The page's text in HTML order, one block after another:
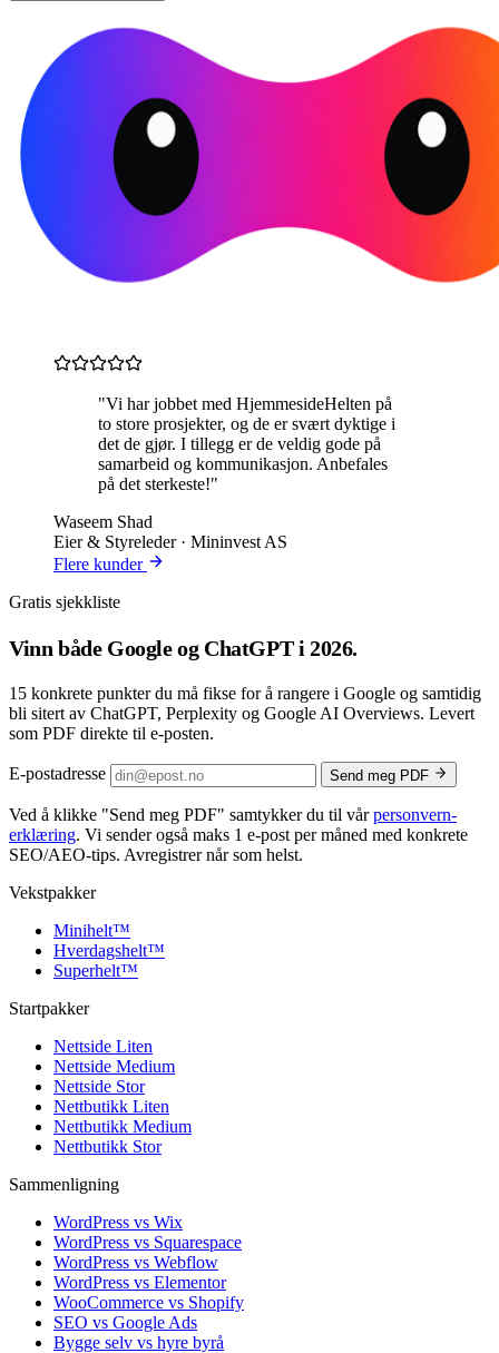
"Vi har jobbet med HjemmesideHelten på
to store prosjekter, og de er svært dyktige i
det de gjør. I tillegg er de veldig gode på
samarbeid og kommunikasjon. Anbefales
på det sterkeste!"
Waseem Shad
Eier & Styreleder · Mininvest AS
Flere kunder
Gratis sjekkliste
Vinn både Google og ChatGPTi 2026.
15 konkrete punkter du må fikse for å rangere i Google og samtidig
bli sitert av ChatGPT, Perplexity og Google AI Overviews. Levert
som PDF direkte til e-posten.
E-postadresse Send meg PDF
Ved å klikke "Send meg PDF" samtykker du til vårpersonvern­
erklæring. Vi sender også maks 1 e-post per måned med konkrete
SEO/AEO-tips. Avregistrer når som helst.
Vekstpakker
Minihelt™
Hverdagshelt™
Superhelt™
Startpakker
Nettside Liten
Nettside Medium
Nettside Stor
Nettbutikk Liten
Nettbutikk Medium
Nettbutikk Stor
Sammenligning
WordPress vs Wix
WordPress vs Squarespace
WordPress vs Webflow
WordPress vs Elementor
WooCommerce vs Shopify
SEO vs Google Ads
Bygge selv vs hyre byrå